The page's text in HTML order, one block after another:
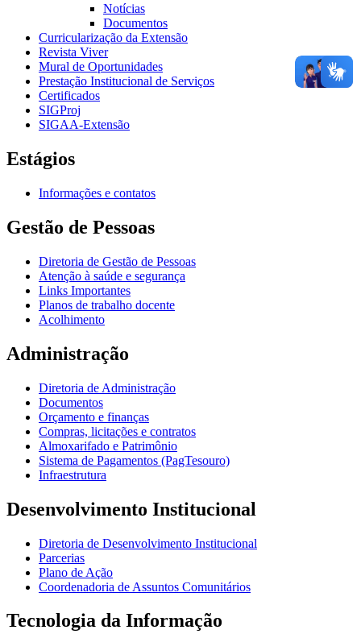
Notícias
Documentos
Curricularização da Extensão
Revista Viver
Mural de Oportunidades
Prestação Institucional de Serviços
Certificados
SIGProj
SIGAA-Extensão
Estágios
Informações e contatos
Gestão de Pessoas
Diretoria de Gestão de Pessoas
Atenção à saúde e segurança
Links Importantes
Planos de trabalho docente
Acolhimento
Administração
Diretoria de Administração
Documentos
Orçamento e finanças
Compras, licitações e contratos
Almoxarifado e Patrimônio
Sistema de Pagamentos (PagTesouro)
Infraestrutura
Desenvolvimento Institucional
Diretoria de Desenvolvimento Institucional
Parcerias
Plano de Ação
Coordenadoria de Assuntos Comunitários
Tecnologia da Informação